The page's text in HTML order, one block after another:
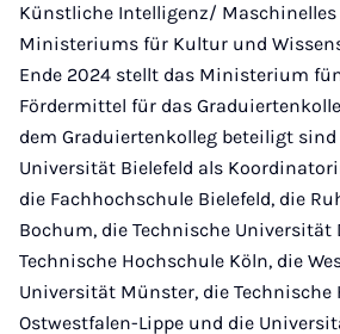
Künstliche Intelligenz/ Maschinelles
Ministeriums für Kultur und
Ende 2024 stellt das Ministerium
Fördermittel für das
dem Graduiertenkolleg beteiligt sind
Universität Bielefeld als
die Fachhochschule Bielefeld, die
Bochum, die Technische Universität
Technische Hochschule Köln, die
Universität Münster, die Technische
Ostwestfalen-Lippe und die